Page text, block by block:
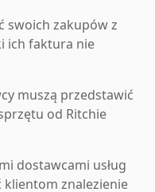
swoich zakupów z
ich faktura nie
muszą przedstawić
od Ritchie
dostawcami usług
klientom znalezienie